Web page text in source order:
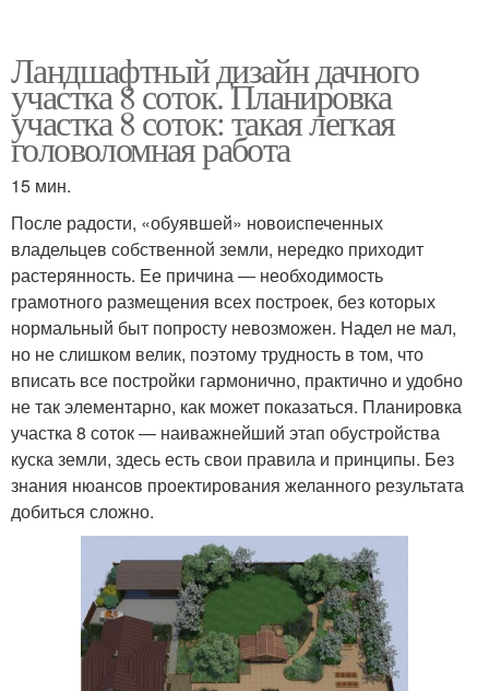
Ландшафтный дизайн дачного
участка 8 соток. Планировка
участка 8 соток: такая легкая
головоломная работа
15 мин.
После радости, «обуявшей» новоиспеченных
владельцев собственной земли, нередко приходит
растерянность. Ее причина — необходимость
грамотного размещения всех построек, без которых
нормальный быт попросту невозможен. Надел не мал,
но не слишком велик, поэтому трудность в том, что
вписать все постройки гармонично, практично и удобно
не так элементарно, как может показаться. Планировка
участка 8 соток — наиважнейший этап обустройства
куска земли, здесь есть свои правила и принципы. Без
знания нюансов проектирования желанного результата
добиться сложно.